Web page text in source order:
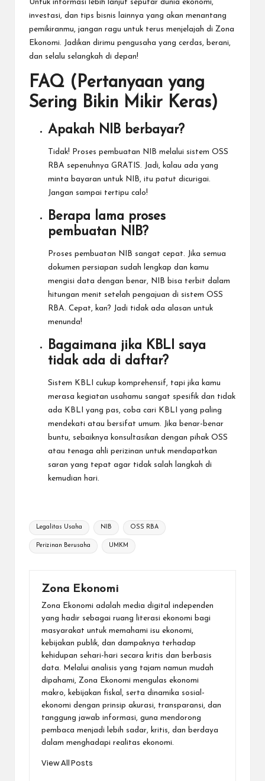
Untuk informasi lebih lanjut seputar dunia ekonomi,
investasi, dan tips bisnis lainnya yang akan menantang
pemikiranmu, jangan ragu untuk terus menjelajah di Zona
Ekonomi. Jadikan dirimu pengusaha yang cerdas, berani,
dan selalu selangkah di depan!
FAQ (Pertanyaan yang
Sering Bikin Mikir Keras)
Apakah NIB berbayar?
Tidak! Proses pembuatan NIB melalui sistem OSS
RBA sepenuhnya GRATIS. Jadi, kalau ada yang
minta bayaran untuk NIB, itu patut dicurigai.
Jangan sampai tertipu calo!
Berapa lama proses
pembuatan NIB?
Proses pembuatan NIB sangat cepat. Jika semua
dokumen persiapan sudah lengkap dan kamu
mengisi data dengan benar, NIB bisa terbit dalam
hitungan menit setelah pengajuan di sistem OSS
RBA. Cepat, kan? Jadi tidak ada alasan untuk
menunda!
Bagaimana jika KBLI saya
tidak ada di daftar?
Sistem KBLI cukup komprehensif, tapi jika kamu
merasa kegiatan usahamu sangat spesifik dan tidak
ada KBLI yang pas, coba cari KBLI yang paling
mendekati atau bersifat umum. Jika benar-benar
buntu, sebaiknya konsultasikan dengan pihak OSS
atau tenaga ahli perizinan untuk mendapatkan
saran yang tepat agar tidak salah langkah di
kemudian hari.
Tags:
Legalitas Usaha NIB OSS RBA
Perizinan Berusaha UMKM
Zona Ekonomi
Zona Ekonomi adalah media digital independen
yang hadir sebagai ruang literasi ekonomi bagi
masyarakat untuk memahami isu ekonomi,
kebijakan publik, dan dampaknya terhadap
kehidupan sehari-hari secara kritis dan berbasis
data. Melalui analisis yang tajam namun mudah
dipahami, Zona Ekonomi mengulas ekonomi
makro, kebijakan fiskal, serta dinamika sosial-
ekonomi dengan prinsip akurasi, transparansi, dan
tanggung jawab informasi, guna mendorong
pembaca menjadi lebih sadar, kritis, dan berdaya
dalam menghadapi realitas ekonomi.
View All Posts